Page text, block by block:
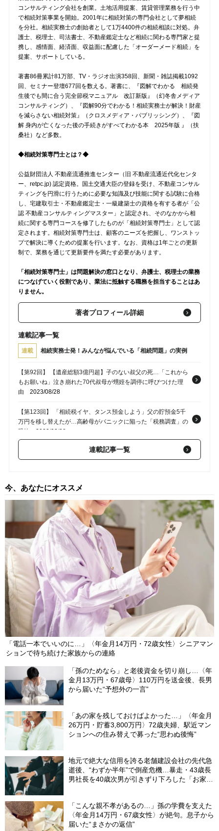
コンサルティング会社を創業。土地活用提案、賃貸管理業務を行う中
で相続対策事業を開始。2001年に相続対策の専門会社として夢相続
を分社。相続実務士の創始者として1万4400件の相続相談に対処。弁
護士、税理士、司法書士、不動産鑑定士など相続に関わる専門家と提
携し、感情面、経済面、収益面に配慮した「オーダーメード相続」を
提案、サポートしている。
著書86冊累計81万部、TV・ラジオ出演358回、新聞・雑誌掲載1092
回、セミナー登壇677回を数える。著書に、『図解でわかる 相続発
生後でも間に合う完全節税マニュアル 改訂新版』（幻冬舎メディア
コンサルティング）、『図解90分でわかる！相続実務士が解決！財産
を減らさない相続対策』（クロスメディア・パブリッシング）、『図
解 身内が亡くなった後の手続きがすべてわかる本 2025年版 』（扶
桑社）など多数。
◆相続対策専門士とは？◆
公益財団法人 不動産流通推進センター（旧 不動産流通近代化センタ
ー、retpc.jp) 認定資格。国土交通大臣の登録を受け、不動産コンサル
ティングを円滑に行うために必要な知識及び技能に関する試験に合格
し、宅建取引士・不動産鑑定士・一級建築士の資格を有する者が「公
認 不動産コンサルティングマスター」と認定され、そのなかから相
続に関する専門コースを修了したものが「相続対策専門士」として認
定されます。相続対策専門士は、顧客のニーズを把握し、ワンストッ
プで解決に導くための提案を行います。なお、資格は1年ごとの更新
制で、業務を通じて更新要件を満たす必要があります。
「相続対策専門士」は問題解決の窓口となり、弁護士、税理士の業務
につなげていく役割であり、業法に抵触する職務を担当することはあ
りません。
著者プロフィール詳細
連載記事一覧
連載 相続実務士発！みんなが悩んでいる「相続問題」の実例
【第92回】 【遺産総額3億円超】子のない叔父の死…「これから
もお願いね」泣き崩れた70代叔母が甥姪を調停に呼びつけた理
由 2023/08/28
【第123回】 「相続税イヤ、タンス預金しよう」父の貯預金5千
万円を移し替えたが…高齢母がパニックに陥った「税務調査」の
恐怖
2023/03/08
【第122回】 母の残した「遺言書」…あまりにも偏った内容にき
ょうだい騒然【相続のプロが解説】2021/12/11
れた遺言書の「悲しすぎる中身」【相続のプロが解説】
2021/12/03
【第120回】 遺産分割協議で弟が展開した謎理論「姉貴の介護が
ダメだから、貯金は全部俺のもの」【相続のプロが解説】
2021/12/01
連載記事一覧
今、あなたにオススメ
「電話一本でいいのに…」〈年金月14万円・72歳女性〉シニアマン
ションで待ち続けた家族からの連絡
「孫のためなら」と老後資金を切り崩し…〈年
金月13万円・67歳母〉110万円を送金後、長男
から届いた“予想外の一言”
「あの家を残しておけばよかった…」〈年金月
26万円・貯蓄3,800万円〉72歳夫婦、駅近マン
ションへの住み替えで募った“思わぬ後悔”
地元で絶大な信用を誇る老舗建設会社の先代急
逝後、“わずか半年”で倒産危機…暴走・43歳長
男社長を40歳次男が引きずり下ろした「お家騒
「こんな親不孝があるの…」孫の学費を支えた
〈年金月14万円・67歳女性〉が絶句。息子から
届いた“まさかの返信”